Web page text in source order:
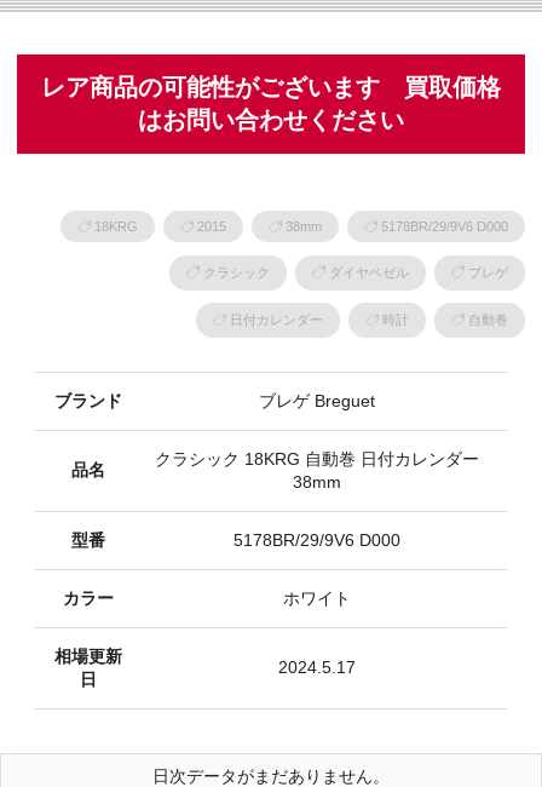
レア商品の可能性がございます 買取価格
はお問い合わせください
18KRG 2015 38mm 5178BR/29/9V6 D000
クラシック ダイヤベゼル ブレゲ
日付カレンダー 時計 自動巻
ブランド ブレゲ Breguet
品名
クラシック 18KRG 自動巻 日付カレンダー
38mm
型番 5178BR/29/9V6 D000
カラー ホワイト
相場更新
日
2024.5.17
日次データがまだありません。